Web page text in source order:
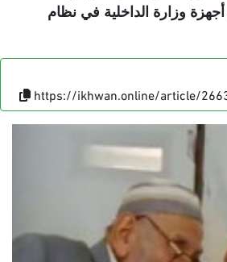
وزارة الداخلية في نظام
https://ikhwan.online/article/